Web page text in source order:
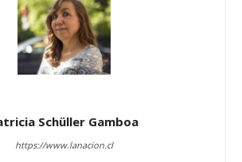
Schüller Gamboa
https://www.lanacion.cl